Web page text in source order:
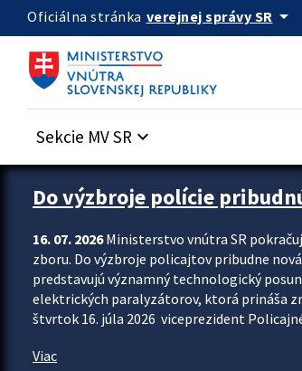
Preskocit na hlavný obsah
Oficiálna stránka verejnej správy SR arrow_drop_down
Sekcie MV SR keyboard_arrow_down
Zastavit automatický posun upútavok
Do výzbroje polície
16. 07. 2026Ministerstvo vnútra SR
zboru. Do výzbroje policajtov pribudne
predstavujú významný technologický
elektrických paralyzátorov, ktorá prináša
štvrtok 16. júla 2026 viceprezident
Viac